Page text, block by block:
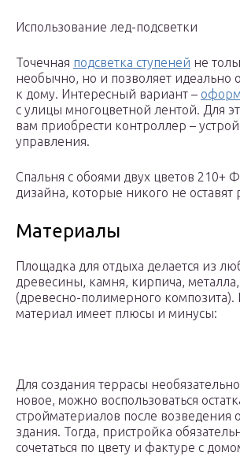
Использование лед-подсветки
Точечная подсветка ступеней не
необычно, но и позволяет идеально
к дому. Интересный вариант –
с улицы многоцветной лентой. Для
вам приобрести контроллер –
управления.
Спальня с обоями двух цветов 210+
дизайна, которые никого не
Материалы
Площадка для отдыха делается из
древесины, камня, кирпича,
(древесно-полимерного
материал имеет плюсы и минусы:
Для создания террасы необязательно
новое, можно воспользоваться
стройматериалов после возведения
здания. Тогда, пристройка
сочетаться по цвету и фактуре с